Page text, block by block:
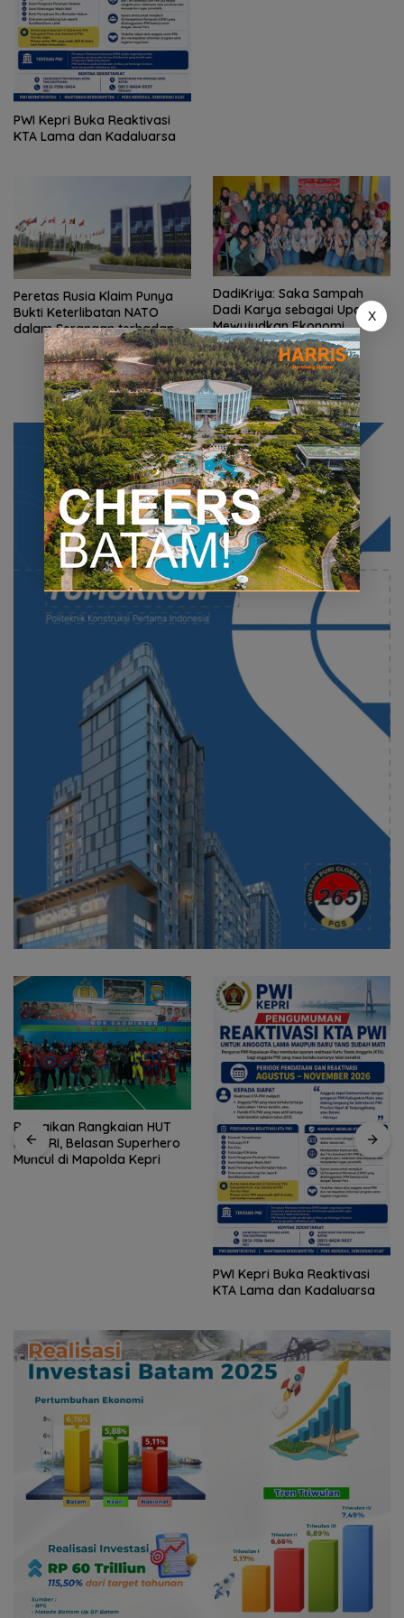
PWI Kepri Buka Reaktivasi
KTA Lama dan Kadaluarsa
Peretas Rusia Klaim Punya
Bukti Keterlibatan NATO
dalam Serangan terhadap
Wilayah Rusia
DadiKriya: Saka Sampah
Dadi Karya sebagai Upaya
Mewujudkan Ekonomi
Sirkular Masyarrakat Desa
Ramaikan Rangkaian HUT
ke-81 RI, Belasan Superhero
Muncul di Mapolda Kepri
PWI Kepri Buka Reaktivasi
KTA Lama dan Kadaluarsa
X